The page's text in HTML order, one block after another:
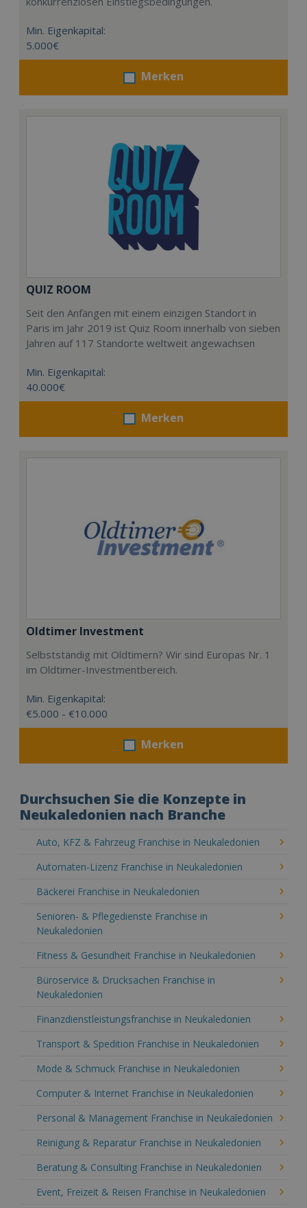
Min. Eigenkapital:
5.000€
Merken
QUIZ ROOM
Seit den Anfängen mit einem einzigen Standort in
Paris im Jahr 2019 ist Quiz Room innerhalb von sieben
Jahren auf 117 Standorte weltweit angewachsen
Min. Eigenkapital:
40.000€
Merken
Oldtimer Investment
Selbstständig mit Oldtimern? Wir sind Europas Nr. 1
im Oldtimer-Investmentbereich.
Min. Eigenkapital:
€5.000 - €10.000
Merken
Durchsuchen Sie die Konzepte in
Neukaledonien nach Branche
Auto, KFZ & Fahrzeug Franchise in Neukaledonien
Automaten-Lizenz Franchise in Neukaledonien
Bäckerei Franchise in Neukaledonien
Senioren- & Pflegedienste Franchise in
Neukaledonien
Fitness & Gesundheit Franchise in Neukaledonien
Büroservice & Drucksachen Franchise in
Neukaledonien
Finanzdienstleistungsfranchise in Neukaledonien
Transport & Spedition Franchise in Neukaledonien
Mode & Schmuck Franchise in Neukaledonien
Computer & Internet Franchise in Neukaledonien
Personal & Management Franchise in Neukaledonien
Reinigung & Reparatur Franchise in Neukaledonien
Beratung & Consulting Franchise in Neukaledonien
Event, Freizeit & Reisen Franchise in Neukaledonien